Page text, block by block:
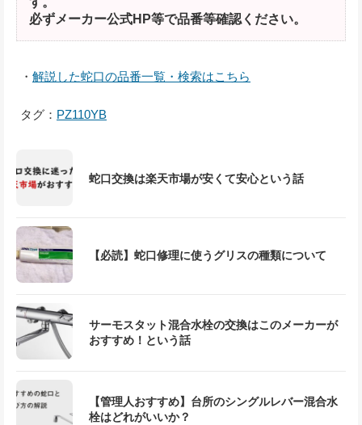
必ずメーカー公式HP等で品番等確認ください。
・ 解説した蛇口の品番一覧・検索はこちら
タグ： PZ110YB
蛇口交換は楽天市場が安くて安心という話
【必読】蛇口修理に使うグリスの種類について
サーモスタット混合水栓の交換はこのメーカーが
おすすめ！という話
【管理人おすすめ】台所のシングルレバー混合水
栓はどれがいいか？